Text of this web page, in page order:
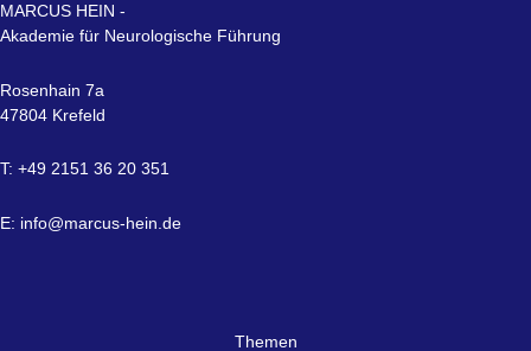
MARCUS HEIN -
Akademie für Neurologische Führung
Rosenhain 7a
47804 Krefeld
T: +49 2151 36 20 351
E: info@marcus-hein.de
Themen